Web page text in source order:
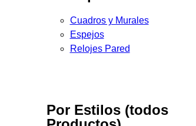
Cuadros y Murales
Espejos
Relojes Pared
Por Estilos (todos